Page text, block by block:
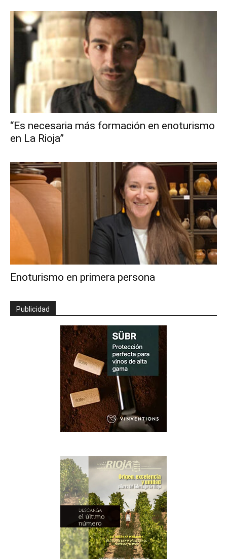
“Es necesaria más formación en enoturismo
en La Rioja”
Enoturismo en primera persona
Publicidad